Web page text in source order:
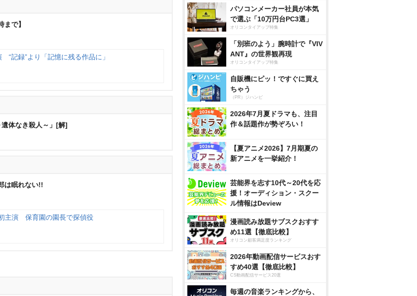
で】
記録”より「記憶に残る作品に」
体なき殺人～」[解]
は眠れない!!
主演 保育園の園長で探偵役
パソコンメーカー社員が本気
で選ぶ「10万円台PC3選」
オリコンタイアップ特集
「別班のよう」腕時計で『VIV
ANT』の世界観再現
オリコンタイアップ特集
自販機にピッ！ですぐに買え
ちゃう
（PR）ジハンピ
2026年7月夏ドラマも、注目
作＆話題作が勢ぞろい！
【夏アニメ2026】7月期夏の
新アニメを一挙紹介！
芸能界を志す10代～20代を応
援！オーディション・スクー
ル情報はDeview
漫画読み放題サブスクおすす
め11選【徹底比較】
オリコン顧客満足度ランキング
2026年動画配信サービスおす
すめ40選【徹底比較】
CS動画配信サービス20選
毎週の音楽ランキングから、